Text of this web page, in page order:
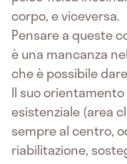
corpo, e viceversa.
Pensare a queste
è una mancanza
che è possibile
Il suo
esistenziale (area
sempre al centro,
riabilitazione,